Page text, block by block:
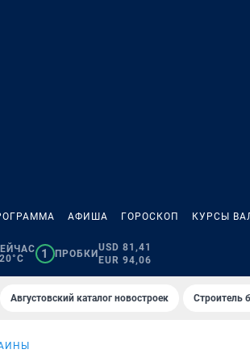
АФИША ГОРОСКОП КУРСЫ
1 ПРОБКИ
USD 81,41
EUR 94,06
Августовский каталог новостроек Строитель